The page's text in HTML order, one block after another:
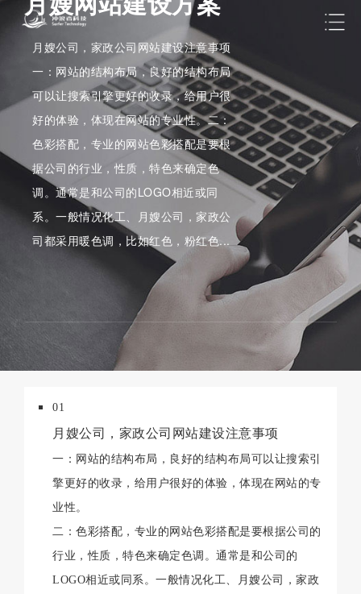
月嫂公司，家政公司网站建设注意事项
一：网站的结构布局，良好的结构布局
可以让搜索引擎更好的收录，给用户很
好的体验，体现在网站的专业性。二：
色彩搭配，专业的网站色彩搭配是要根
据公司的行业，性质，特色来确定色
调。通常是和公司的LOGO相近或同
系。一般情况化工、月嫂公司，家政公
司都采用暖色调，比如红色，粉红色...
01
月嫂公司，家政公司网站建设注意事项
一：网站的结构布局，良好的结构布局可以让搜索引
擎更好的收录，给用户很好的体验，体现在网站的专
业性。
二：色彩搭配，专业的网站色彩搭配是要根据公司的
行业，性质，特色来确定色调。通常是和公司的
LOGO相近或同系。一般情况化工、月嫂公司，家政